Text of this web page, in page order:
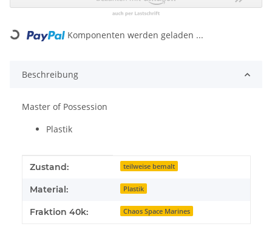
Loading... Komponenten werden geladen ...
Beschreibung
Master of Possession
Plastik
Produkteigenschaft
Wert
Zustand: teilweise bemalt
Material: Plastik
Fraktion 40k: Chaos Space Marines